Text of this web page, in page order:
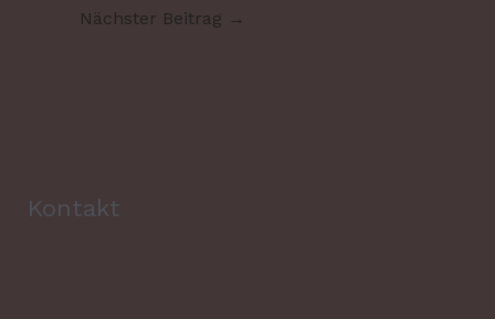
Nächster Beitrag →
Kontakt